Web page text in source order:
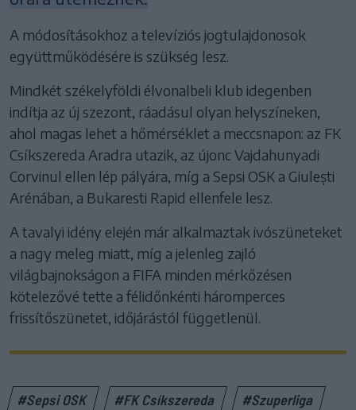
A módosításokhoz a televíziós jogtulajdonosok
együttműködésére is szükség lesz.
Mindkét székelyföldi élvonalbeli klub idegenben
indítja az új szezont, ráadásul olyan helyszíneken,
ahol magas lehet a hőmérséklet a meccsnapon: az FK
Csíkszereda Aradra utazik, az újonc Vajdahunyadi
Corvinul ellen lép pályára, míg a Sepsi OSK a Giulești
Arénában, a Bukaresti Rapid ellenfele lesz.
A tavalyi idény elején már alkalmaztak ivószüneteket
a nagy meleg miatt, míg a jelenleg zajló
világbajnokságon a FIFA minden mérkőzésen
kötelezővé tette a félidőnkénti háromperces
frissítőszünetet, időjárástól függetlenül.
#Sepsi OSK #FK Csíkszereda #Szuperliga